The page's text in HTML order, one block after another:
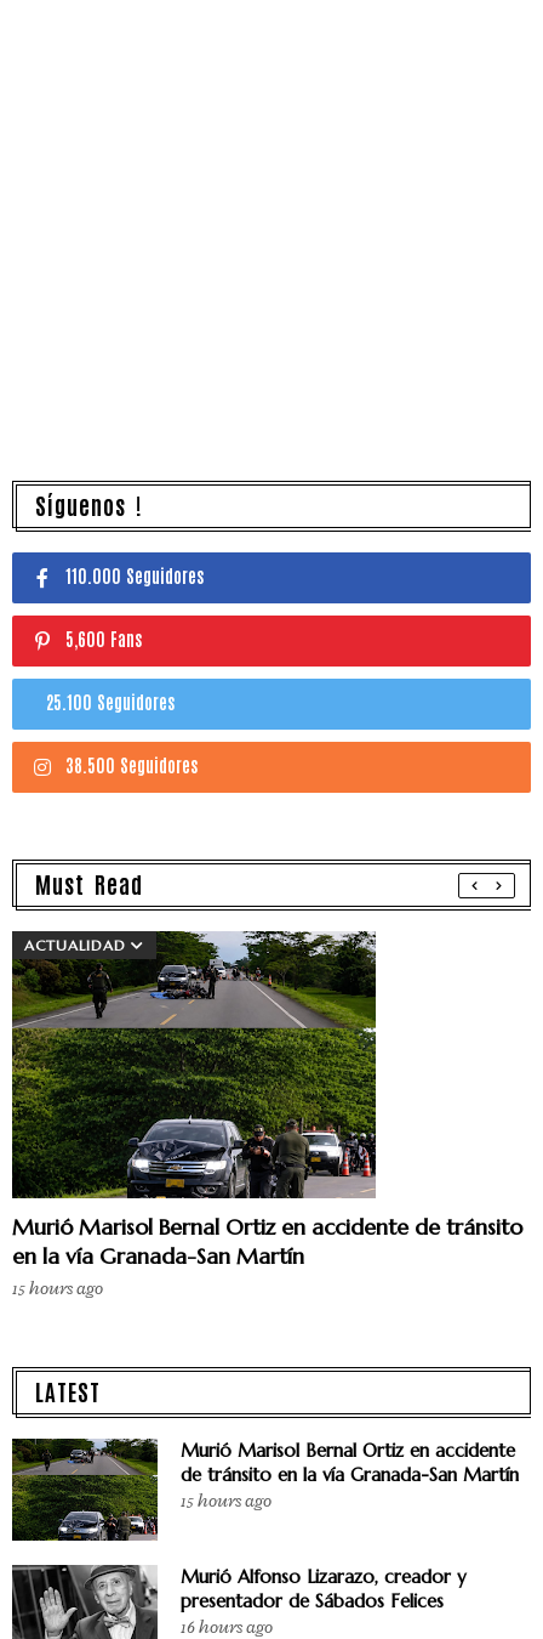
Síguenos !
110.000 Seguidores
5,600 Fans
25.100 Seguidores
38.500 Seguidores
Must Read
ACTUALIDAD
Murió Marisol Bernal Ortiz en accidente de tránsito
en la vía Granada-San Martín
15 hours ago
LATEST
Murió Marisol Bernal Ortiz en accidente
de tránsito en la vía Granada-San Martín
15 hours ago
Murió Alfonso Lizarazo, creador y
presentador de Sábados Felices
16 hours ago